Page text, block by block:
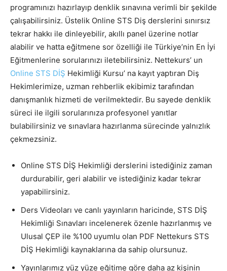
programınızı hazırlayıp denklik sınavına verimli bir şekilde
çalışabilirsiniz. Üstelik Online STS Diş derslerini sınırsız
tekrar hakkı ile dinleyebilir, akıllı panel üzerine notlar
alabilir ve hatta eğitmene sor özelliği ile Türkiye’nin En İyi
Eğitmenlerine sorularınızı iletebilirsiniz. Nettekurs’ un
Online STS DİŞ Hekimliği Kursu’ na kayıt yaptıran Diş
Hekimlerimize, uzman rehberlik ekibimiz tarafından
danışmanlık hizmeti de verilmektedir. Bu sayede denklik
süreci ile ilgili sorularınıza profesyonel yanıtlar
bulabilirsiniz ve sınavlara hazırlanma sürecinde yalnızlık
çekmezsiniz.
Online STS DİŞ Hekimliği derslerini istediğiniz zaman
durdurabilir, geri alabilir ve istediğiniz kadar tekrar
yapabilirsiniz.
Ders Videoları ve canlı yayınların haricinde, STS DİŞ
Hekimliği Sınavları incelenerek özenle hazırlanmış ve
Ulusal ÇEP ile %100 uyumlu olan PDF Nettekurs STS
DİŞ Hekimliği kaynaklarına da sahip olursunuz.
Yayınlarımız yüz yüze eğitime göre daha az kişinin